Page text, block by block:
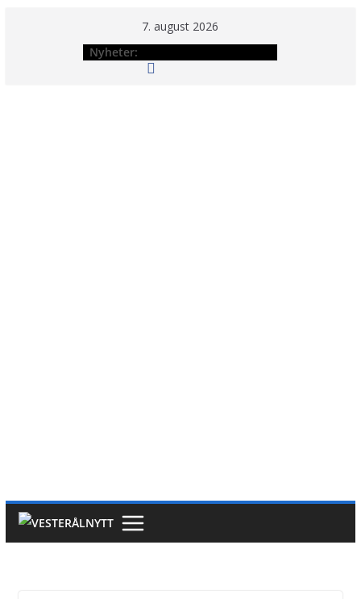
7. august 2026
Nyheter: